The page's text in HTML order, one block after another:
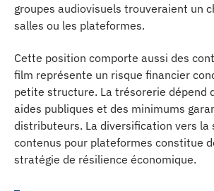
groupes audiovisuels trouveraient un
salles ou les plateformes.
Cette position comporte aussi des
film représente un risque financier
petite structure. La trésorerie dépend
aides publiques et des minimums
distributeurs. La diversification vers la
contenus pour plateformes constitue
stratégie de résilience économique.